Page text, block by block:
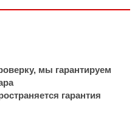
мы гарантируем
гарантия